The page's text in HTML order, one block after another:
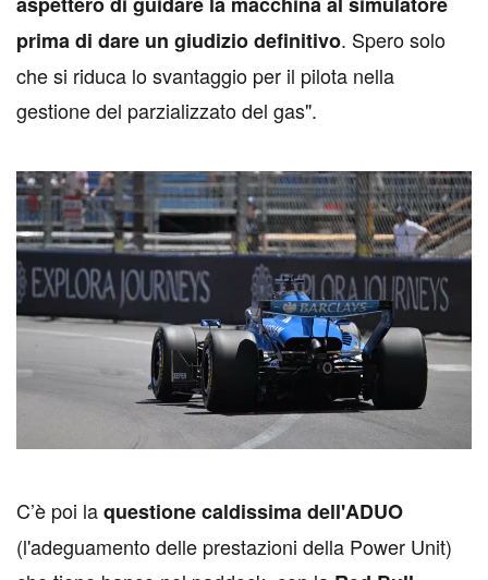
prima di dare un giudizio definitivo. Spero solo
che si riduca lo svantaggio per il pilota nella
gestione del parzializzato del gas".
C’è poi laquestione caldissima dell'ADUO
(l'adeguamento delle prestazioni della Power Unit)